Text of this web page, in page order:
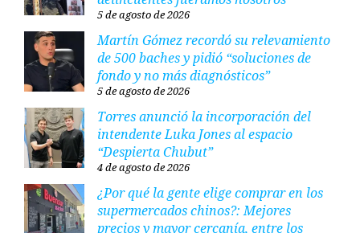
5 de agosto de 2026
Martín Gómez recordó su relevamiento
de 500 baches y pidió “soluciones de
fondo y no más diagnósticos”
5 de agosto de 2026
Torres anunció la incorporación del
intendente Luka Jones al espacio
“Despierta Chubut”
4 de agosto de 2026
¿Por qué la gente elige comprar en los
supermercados chinos?: Mejores
precios y mayor cercanía, entre los